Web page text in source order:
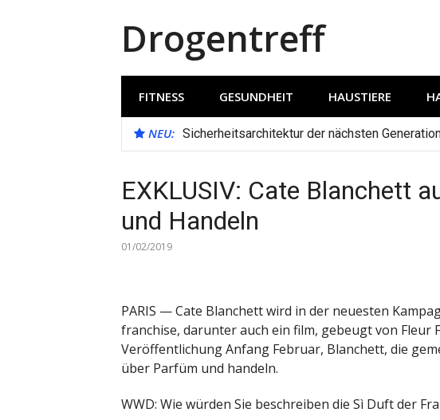
Drogentreff
FITNESS GESUNDHEIT HAUSTIERE
NEU: Sicherheitsarchitektur der nächsten
EXKLUSIV: Cate Blanchett
und Handeln
01/02/2019
PARIS ­— Cate Blanchett wird in der neuesten
franchise, darunter auch ein film, gebeugt von Fleur
Veröffentlichung Anfang Februar, Blanchett, die
über Parfüm und handeln.
WWD: Wie würden Sie beschreiben die Sì Duft der